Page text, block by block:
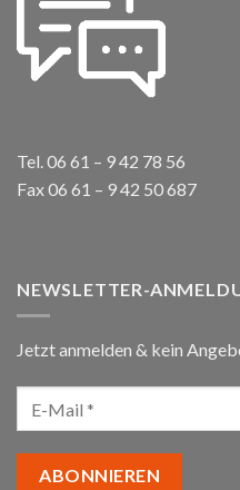
Tel. 06 61 – 9 42 78 56
Fax 06 61 – 9 42 50 687
NEWSLETTER-
Jetzt anmelden & kein